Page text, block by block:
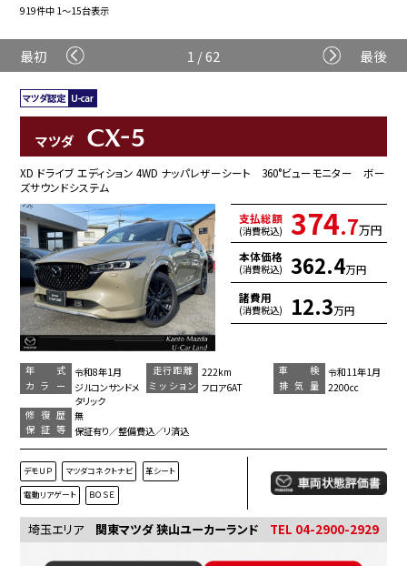
919件中 1〜15台表示
最初 1 / 62 最後
マツダ CX-5
XD ドライブ エディション 4WD ナッパレザーシート 360°ビューモニター ボー
ズサウンドシステム
支払総額
(消費税込) 374.7万円
本体価格
(消費税込) 362.4万円
諸費用
(消費税込) 12.3万円
年 式 令和8年1月 走行距離 222km 車 検
令和11年1月
カラー
ジルコンサンドメ
タリック
ミッション フロア6AT 排気量
2200cc
修復歴
無
保証等
保証有り／整備費込／リ済込
デモＵＰ マツダコネクトナビ 革シート
電動リアゲート ＢＯＳＥ
埼玉エリア 関東マツダ 狭山ユーカーランド TEL 04-2900-2929